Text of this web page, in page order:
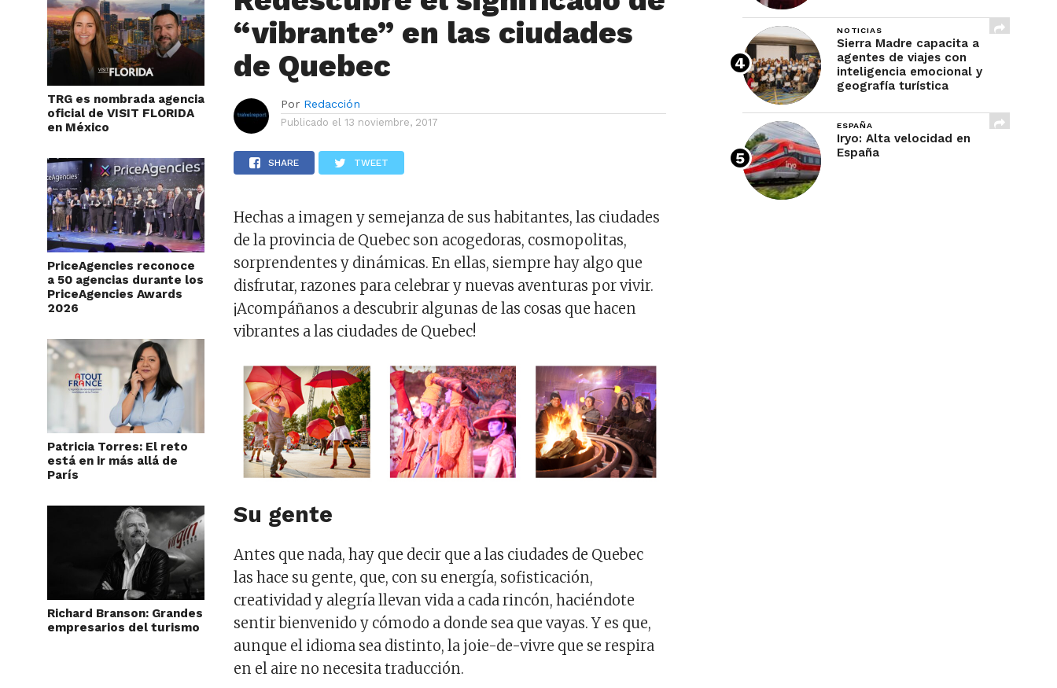
TRG es nombrada agencia
oficial de VISIT FLORIDA
en México
PriceAgencies reconoce
a 50 agencias durante los
PriceAgencies Awards
2026
Patricia Torres: El reto
está en ir más allá de
París
Richard Branson: Grandes
empresarios del turismo
“vibrante” en las ciudades
de Quebec
Por Redacción
Publicado el 13 noviembre, 2017
SHARE TWEET
Hechas a imagen y semejanza de sus habitantes, las ciudades
de la provincia de Quebec son acogedoras, cosmopolitas,
sorprendentes y dinámicas. En ellas, siempre hay algo que
disfrutar, razones para celebrar y nuevas aventuras por vivir.
¡Acompáñanos a descubrir algunas de las cosas que hacen
vibrantes a las ciudades de Quebec!
Su gente
Antes que nada, hay que decir que a las ciudades de Quebec
las hace su gente, que, con su energía, sofisticación,
creatividad y alegría llevan vida a cada rincón, haciéndote
sentir bienvenido y cómodo a donde sea que vayas. Y es que,
aunque el idioma sea distinto, la joie-de-vivre que se respira
en el aire no necesita traducción.
NOTICIAS
Sierra Madre capacita a
agentes de viajes con
inteligencia emocional y
geografía turística
ESPAÑA
Iryo: Alta velocidad en
España